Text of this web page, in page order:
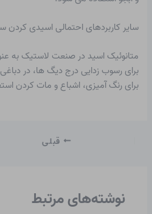
سایر کاربردهای احتمالی اسیدی کردن
متانوئیک اسید در صنعت لاستیک به
برای رسوب زدایی درج دیگ ها، در
برای رنگ آمیزی، اشباع و مات کردن
قبلی
نوشته‌های مرتبط